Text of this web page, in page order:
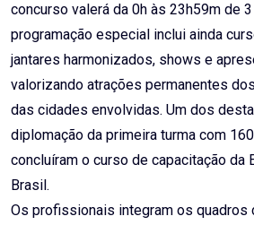
concurso valerá da 0h às 23h59m de 3
programação especial inclui ainda
jantares harmonizados, shows e
valorizando atrações permanentes
das cidades envolvidas. Um dos
diplomação da primeira turma com
concluíram o curso de capacitação da
Brasil.
Os profissionais integram os quadros